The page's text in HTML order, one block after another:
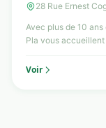
28 Rue Ernest
Avec plus de 10
Pla vous
Voir